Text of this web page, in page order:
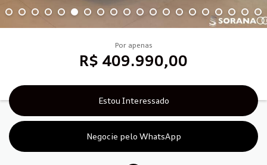
Por apenas
R$ 409.990,00
Estou Interessado
Negocie pelo WhatsApp